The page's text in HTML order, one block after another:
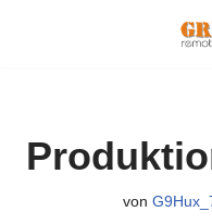
von